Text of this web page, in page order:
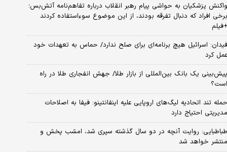
واکنش پزشکیان به حواشی پیام رهبر انقلاب درباره تفاهم‌نامه آتش‌بس؛
برخی افراد که دنبال تفرقه بودند، از این موضوع سوءاستفاده کردند
+فیلم
فیدان: اسرائیل هیچ برنامه‌ای برای صلح ندارد/ حماس به تعهدات خود
عمل کرد
پیش‌بینی یک بانک بین‌المللی از بازار طلا/ جهش انفجاری طلا در راه
است؟
حمله تند اتحادیه لیگ‌های اروپایی علیه اینفانتینو: فیفا به اصلاحات
مدیریتی احتیاج دارد
طباطبایی: روایت آنچه در دو سال گذشته سپری شد، امشب پخش و
منتشر خواهد شد